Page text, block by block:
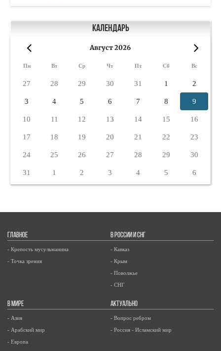
Календарь
Август 2026
Пн Вт Ср Чт Пт Сб Вс
27 28 29 30 31 1 2
3 4 5 6 7 8 9
10 11 12 13 14 15 16
17 18 19 20 21 22 23
24 25 26 27 28 29 30
31 1 2 3 4 5 6
ГЛАВНОЕ
- Крепость мусульманина
- Точка зрения
В РОССИИ И СНГ
- Кавказ
- Крым
- Поволжье
- СНГ
В МИРЕ
- Азия
- Арабский мир
- Европа
АКТУАЛЬНО
- Вопрос ребром
- Россия - Исламский мир